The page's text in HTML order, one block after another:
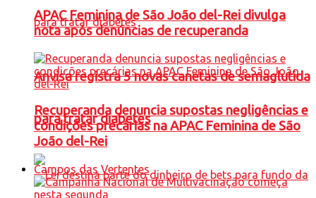
Anvisa registra 5 novas canetas de semaglutida
para tratar diabetes
APAC Feminina de São João del-Rei divulga
nota após denúncias de recuperanda
Recuperanda denuncia supostas negligências e
condições precárias na APAC Feminina de São
João del-Rei
Campos das Vertentes